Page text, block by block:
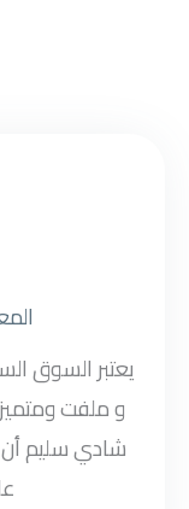
يعتبر السوق
و ملفت
شادي سليم أن